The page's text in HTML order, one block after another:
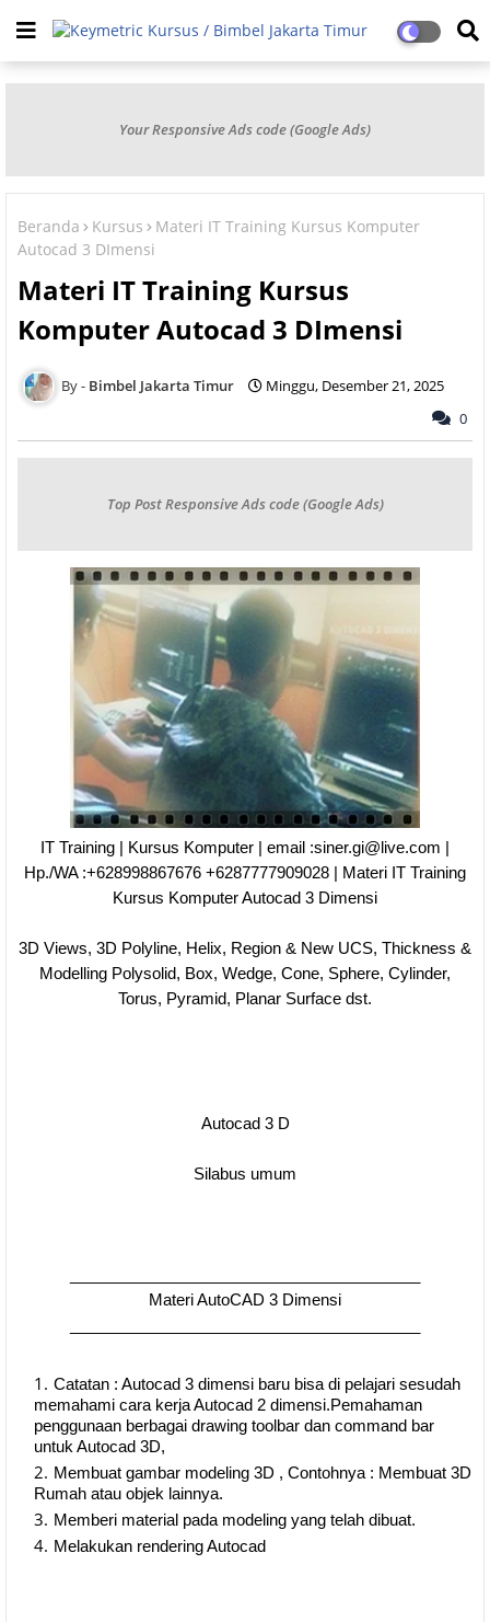
Your Responsive Ads code (Google Ads)
Beranda Kursus
Materi IT Training Kursus Komputer
Autocad 3 DImensi
Materi IT Training Kursus
Komputer Autocad 3 DImensi
Bimbel Jakarta Timur
Minggu, Desember 21, 2025
0
Top Post Responsive Ads code (Google Ads)
IT Training | Kursus Komputer | email :siner.gi@live.com |
Hp./WA :+628998867676 +6287777909028 | Materi IT Training
Kursus Komputer Autocad 3 Dimensi
3D Views, 3D Polyline, Helix, Region & New UCS, Thickness &
Modelling Polysolid, Box, Wedge, Cone, Sphere, Cylinder,
Torus, Pyramid, Planar Surface dst.
Autocad 3 D
Silabus umum
Materi AutoCAD 3 Dimensi
Catatan : Autocad 3 dimensi baru bisa di pelajari sesudah
memahami cara kerja Autocad 2 dimensi.Pemahaman
penggunaan berbagai drawing toolbar dan command bar
untuk Autocad 3D,
Membuat gambar modeling 3D , Contohnya : Membuat 3D
Rumah atau objek lainnya.
Memberi material pada modeling yang telah dibuat.
Melakukan rendering Autocad